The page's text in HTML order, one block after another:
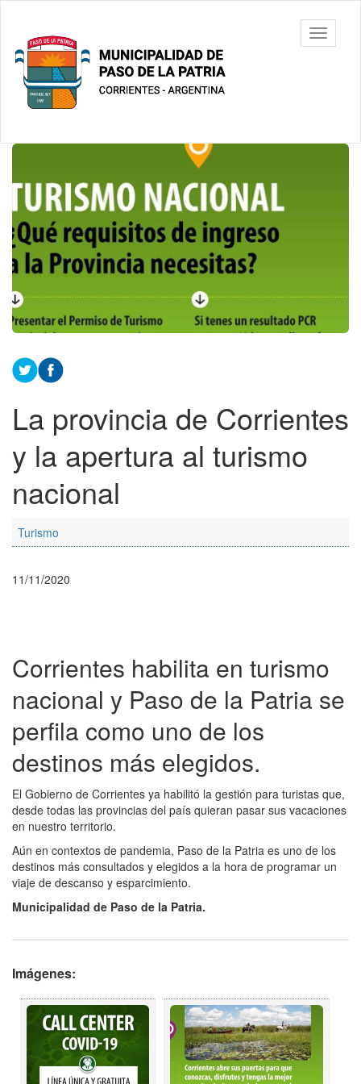
contenido
principal
Municipalidad
de Paso De
La Patria
barra
Contenido
principal
La provincia de Corrientes
y la apertura al turismo
nacional
Turismo
11/11/2020
Corrientes habilita en turismo
nacional y Paso de la Patria se
perfila como uno de los
destinos más elegidos.
El Gobierno de Corrientes ya habilitó la gestión para turistas que,
desde todas las provincias del país quieran pasar sus vacaciones
en nuestro territorio.
Aún en contextos de pandemia, Paso de la Patria es uno de los
destinos más consultados y elegidos a la hora de programar un
viaje de descanso y esparcimiento.
Municipalidad de Paso de la Patria.
Imágenes: